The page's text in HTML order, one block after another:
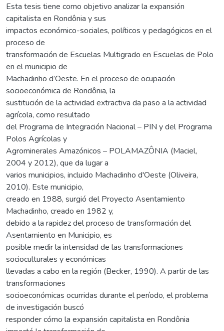
Esta tesis tiene como objetivo analizar la expansión
capitalista en Rondônia y sus
impactos económico-sociales, políticos y pedagógicos en el
proceso de
transformación de Escuelas Multigrado en Escuelas de Polo
en el municipio de
Machadinho d’Oeste. En el proceso de ocupación
socioeconómica de Rondônia, la
sustitución de la actividad extractiva da paso a la actividad
agrícola, como resultado
del Programa de Integración Nacional – PIN y del Programa
Polos Agrícolas y
Agrominerales Amazónicos – POLAMAZÔNIA (Maciel,
2004 y 2012), que da lugar a
varios municipios, incluido Machadinho d'Oeste (Oliveira,
2010). Este municipio,
creado en 1988, surgió del Proyecto Asentamiento
Machadinho, creado en 1982 y,
debido a la rapidez del proceso de transformación del
Asentamiento en Municipio, es
posible medir la intensidad de las transformaciones
socioculturales y económicas
llevadas a cabo en la región (Becker, 1990). A partir de las
transformaciones
socioeconómicas ocurridas durante el período, el problema
de investigación buscó
responder cómo la expansión capitalista en Rondônia